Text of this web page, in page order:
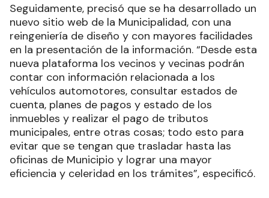
Seguidamente, precisó que se ha desarrollado un
nuevo sitio web de la Municipalidad, con una
reingeniería de diseño y con mayores facilidades
en la presentación de la información. “Desde esta
nueva plataforma los vecinos y vecinas podrán
contar con información relacionada a los
vehículos automotores, consultar estados de
cuenta, planes de pagos y estado de los
inmuebles y realizar el pago de tributos
municipales, entre otras cosas; todo esto para
evitar que se tengan que trasladar hasta las
oficinas de Municipio y lograr una mayor
eficiencia y celeridad en los trámites”, especificó.